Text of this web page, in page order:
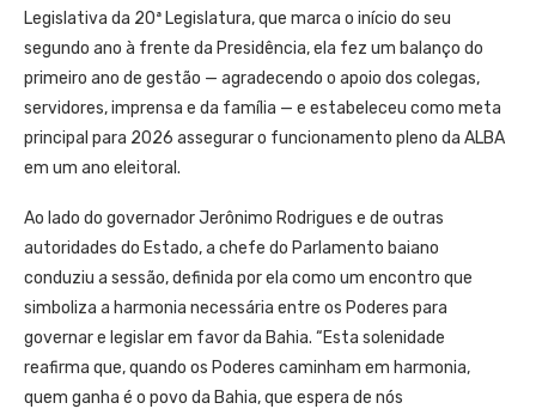
Legislativa da 20ª Legislatura, que marca o início do seu
segundo ano à frente da Presidência, ela fez um balanço do
primeiro ano de gestão — agradecendo o apoio dos colegas,
servidores, imprensa e da família — e estabeleceu como meta
principal para 2026 assegurar o funcionamento pleno da ALBA
em um ano eleitoral.
Ao lado do governador Jerônimo Rodrigues e de outras
autoridades do Estado, a chefe do Parlamento baiano
conduziu a sessão, definida por ela como um encontro que
simboliza a harmonia necessária entre os Poderes para
governar e legislar em favor da Bahia. “Esta solenidade
reafirma que, quando os Poderes caminham em harmonia,
quem ganha é o povo da Bahia, que espera de nós